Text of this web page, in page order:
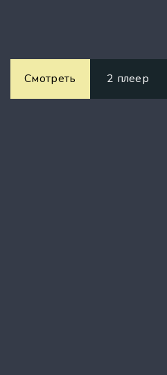
Смотреть 2 плеер